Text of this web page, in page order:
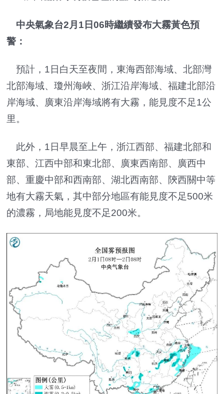
中央氣象台2月1日06時繼續發布大霧黃色預
警：
預計，1日白天至夜間，東海西部海域、北部灣
北部海域、瓊州海峽、浙江沿岸海域、福建北部沿
岸海域、廣東沿岸海域將有大霧，能見度不足1公
里。
此外，1日早晨至上午，浙江西部、福建北部和
東部、江西中部和東北部、廣東西南部、廣西中
部、重慶中部和西南部、湖北西南部、陝西關中等
地有大霧天氣，其中部分地區有能見度不足500米
的濃霧，局地能見度不足200米。